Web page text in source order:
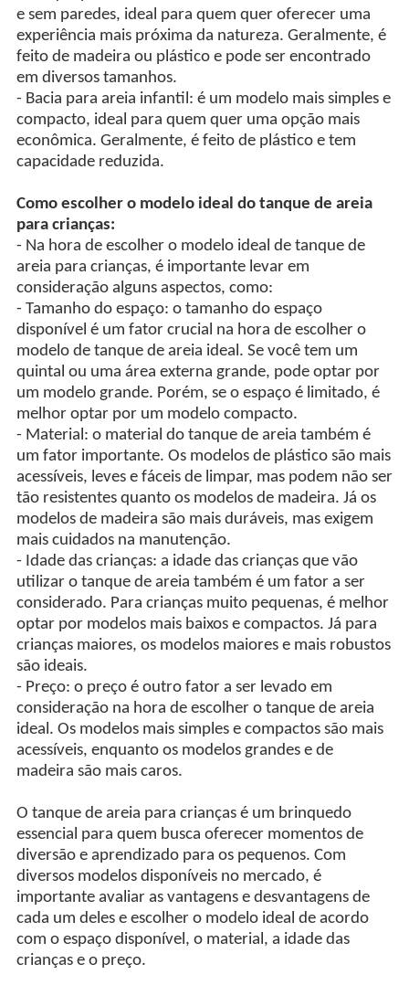
e sem paredes, ideal para quem quer oferecer uma
experiência mais próxima da natureza. Geralmente, é
feito de madeira ou plástico e pode ser encontrado
em diversos tamanhos.
- Bacia para areia infantil: é um modelo mais simples e
compacto, ideal para quem quer uma opção mais
econômica. Geralmente, é feito de plástico e tem
capacidade reduzida.
Como escolher o modelo ideal do tanque de areia
para crianças:
- Na hora de escolher o modelo ideal de tanque de
areia para crianças, é importante levar em
consideração alguns aspectos, como:
- Tamanho do espaço: o tamanho do espaço
disponível é um fator crucial na hora de escolher o
modelo de tanque de areia ideal. Se você tem um
quintal ou uma área externa grande, pode optar por
um modelo grande. Porém, se o espaço é limitado, é
melhor optar por um modelo compacto.
- Material: o material do tanque de areia também é
um fator importante. Os modelos de plástico são mais
acessíveis, leves e fáceis de limpar, mas podem não ser
tão resistentes quanto os modelos de madeira. Já os
modelos de madeira são mais duráveis, mas exigem
mais cuidados na manutenção.
- Idade das crianças: a idade das crianças que vão
utilizar o tanque de areia também é um fator a ser
considerado. Para crianças muito pequenas, é melhor
optar por modelos mais baixos e compactos. Já para
crianças maiores, os modelos maiores e mais robustos
são ideais.
- Preço: o preço é outro fator a ser levado em
consideração na hora de escolher o tanque de areia
ideal. Os modelos mais simples e compactos são mais
acessíveis, enquanto os modelos grandes e de
madeira são mais caros.
O tanque de areia para crianças é um brinquedo
essencial para quem busca oferecer momentos de
diversão e aprendizado para os pequenos. Com
diversos modelos disponíveis no mercado, é
importante avaliar as vantagens e desvantagens de
cada um deles e escolher o modelo ideal de acordo
com o espaço disponível, o material, a idade das
crianças e o preço.